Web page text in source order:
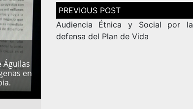
Águilas
en
Navegación
de
entradas
Audiencia Étnica y Social por la
defensa del Plan de Vida